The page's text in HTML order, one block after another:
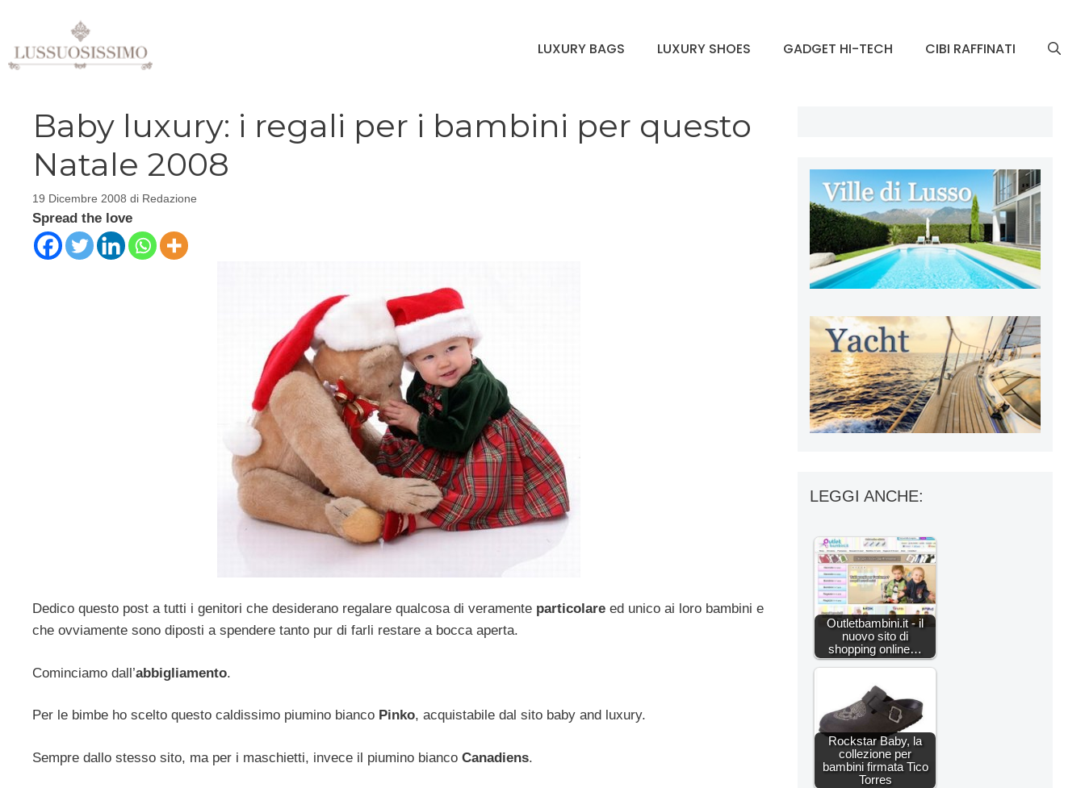
contenuto
LUXURY BAGS LUXURY SHOES GADGET HI-TECH CIBI RAFFINATI
Baby luxury: i regali per i bambini per questo
Natale 2008
19 Dicembre 2008 di Redazione
Spread the love
Dedico questo post a tutti i genitori che desiderano regalare qualcosa di veramente particolare ed unico ai loro bambini e
che ovviamente sono diposti a spendere tanto pur di farli restare a bocca aperta.
Cominciamo dall’abbigliamento.
Per le bimbe ho scelto questo caldissimo piumino bianco Pinko, acquistabile dal sito baby and luxury.
Sempre dallo stesso sito, ma per i maschietti, invece il piumino bianco Canadiens.
LEGGI ANCHE:
Outletbambini.it - il
nuovo sito di
shopping online…
Rockstar Baby, la
collezione per
bambini firmata Tico
Torres